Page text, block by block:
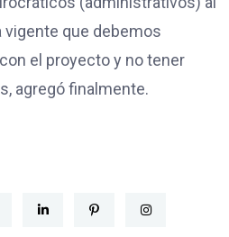
vigente que debemos
el proyecto y no tener
agregó finalmente.